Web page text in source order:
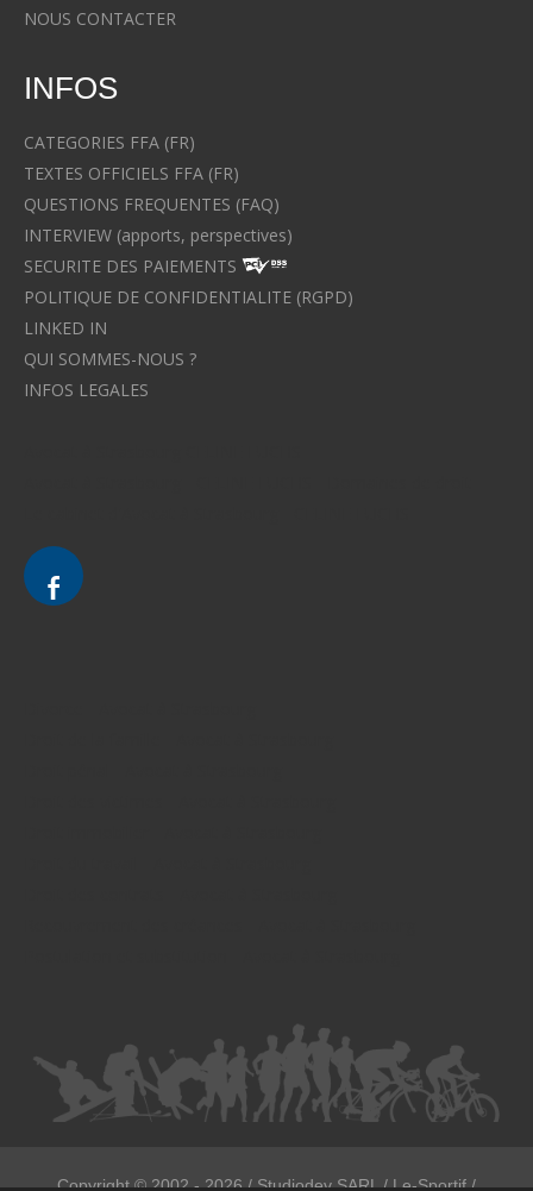
NOUS CONTACTER
INFOS
CATEGORIES FFA (FR)
TEXTES OFFICIELS FFA (FR)
QUESTIONS FREQUENTES (FAQ)
INTERVIEW (apports, perspectives)
SECURITE DES PAIEMENTS
POLITIQUE DE CONFIDENTIALITE (RGPD)
LINKED IN
QUI SOMMES-NOUS ?
INFOS LEGALES
Copyright ©2002 - 2026/ Studiodev SARL / Le-Sportif /